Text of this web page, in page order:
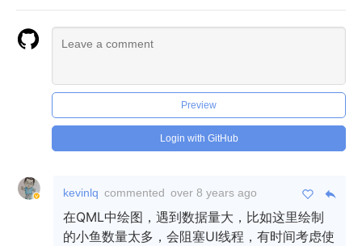
Preview
Login with GitHub
kevinlq commented over 8 years ago
在QML中绘图，遇到数据量大，比如这里绘制
的小鱼数量太多，会阻塞UI线程，有时间考虑使